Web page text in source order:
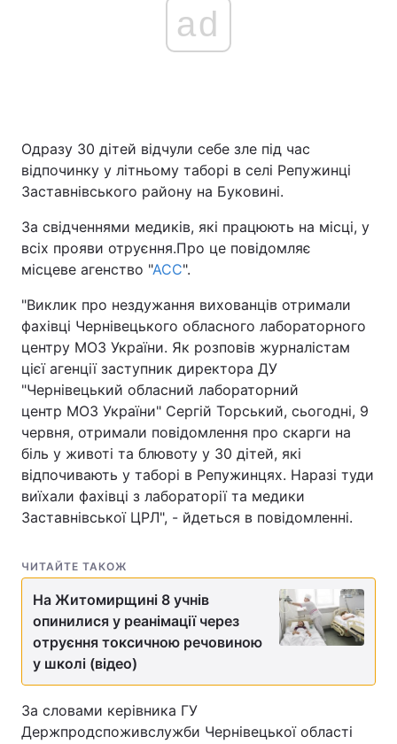
ad
Одразу 30 дітей відчули себе зле під час
відпочинку у літньому таборі в селі Репужинці
Заставнівського району на Буковині.
За свідченнями медиків, які працюють на місці, у
всіх прояви отруєння.Про це повідомляє
місцеве агенство "АСС".
"Виклик про нездужання вихованців отримали
фахівці Чернівецького обласного лабораторного
центру МОЗ України. Як розповів журналістам
цієї агенції заступник директора ДУ
"Чернівецький обласний лабораторний
центр МОЗ України" Сергій Торський, сьогодні, 9
червня, отримали повідомлення про скарги на
біль у животі та блювоту у 30 дітей, які
відпочивають у таборі в Репужинцях. Наразі туди
виїхали фахівці з лабораторії та медики
Заставнівської ЦРЛ", - йдеться в повідомленні.
ЧИТАЙТЕ ТАКОЖ
На Житомирщині 8 учнів
опинилися у реанімації через
отруєння токсичною речовиною
у школі (відео)
За словами керівника ГУ
Держпродспоживслужби Чернівецької області